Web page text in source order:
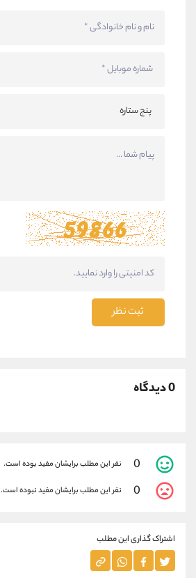
ثبت نظر
0 دیدگاه
0 نفر این مطلب برایشان مفید بوده است.
0 نفر این مطلب برایشان مفید نبوده است.
اشتراک گذاری این مطلب